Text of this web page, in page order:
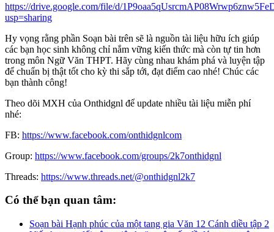
https://drive.google.com/file/d/
usp=sharing
Hy vọng rằng phần Soạn bài trên sẽ là nguồn tài liệu hữu ích giúp
các bạn học sinh không chỉ nắm vững kiến thức mà còn tự tin hơn
trong môn Ngữ Văn THPT. Hãy cùng nhau khám phá và luyện tập
để chuẩn bị thật tốt cho kỳ thi sắp tới, đạt điểm cao nhé! Chúc các
bạn thành công!
Theo dõi MXH của Onthidgnl để update nhiều tài liệu miễn phí
nhé:
FB: https://www.facebook.com/onthidgnlcom
Group: https://www.facebook.com/groups/2k7onthidgnl
Threads: https://www.threads.net/@onthidgnl2k7
Có thể bạn quan tâm:
Soạn bài Hạnh phúc của một tang gia Văn 12 Cánh diều tập 2